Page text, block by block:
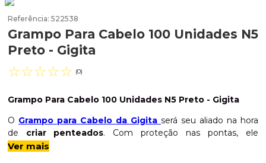
Referência: 522538
Grampo Para Cabelo 100 Unidades N5
Preto - Gigita
☆☆☆☆☆ (0)
Grampo Para Cabelo 100 Unidades N5 Preto - Gigita
O Grampo para Cabelo da Gigita será seu aliado na hora
de criar penteados. Com proteção nas pontas, ele
proporciona
Ver mais